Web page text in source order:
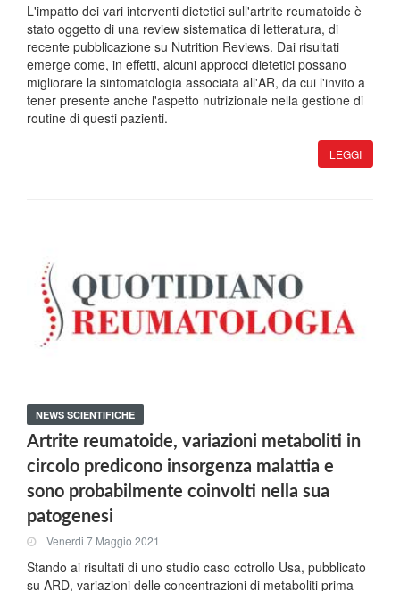
L'impatto dei vari interventi dietetici sull'artrite reumatoide è
stato oggetto di una review sistematica di letteratura, di
recente pubblicazione su Nutrition Reviews. Dai risultati
emerge come, in effetti, alcuni approcci dietetici possano
migliorare la sintomatologia associata all'AR, da cui l'invito a
tener presente anche l'aspetto nutrizionale nella gestione di
routine di questi pazienti.
LEGGI
NEWS SCIENTIFICHE
Artrite reumatoide, variazioni metaboliti in
circolo predicono insorgenza malattia e
sono probabilmente coinvolti nella sua
patogenesi
Venerdi 7 Maggio 2021
Stando ai risultati di uno studio caso cotrollo Usa, pubblicato
su ARD, variazioni delle concentrazioni di metaboliti prima